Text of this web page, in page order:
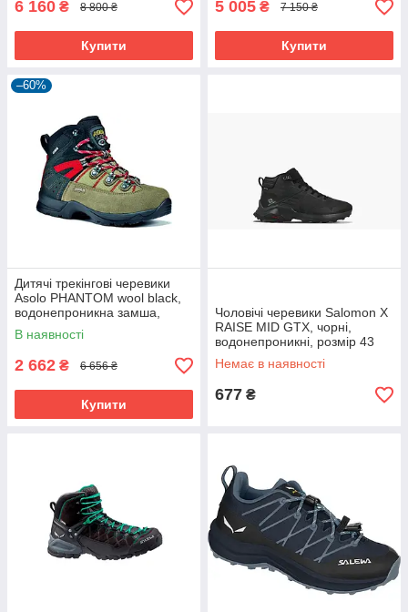
6 160 ₴ 8 800 ₴
Купити
5 005 ₴ 7 150 ₴
Купити
–60%
Дитячі трекінгові черевики
Asolo PHANTOM wool black,
водонепроникна замша,
GORE-TEX, 359 г
В наявності
2 662 ₴ 6 656 ₴
Купити
Чоловічі черевики Salomon X
RAISE MID GTX, чорні,
водонепроникні, розмір 43
Немає в наявності
677 ₴